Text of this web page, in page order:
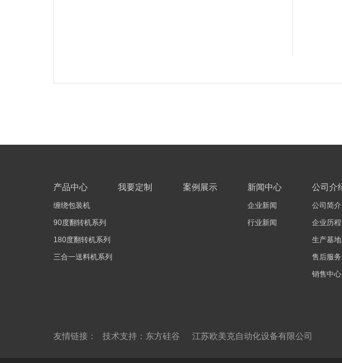
产品中心
缠绕包装机
90度翻转机系列
180度翻转机系列
三合一送料机系列
我要定制 案例展示 新闻中心
企业新闻
行业新闻
公司介
公司简介
企业历程
生产基地
售后服务
销售中心
友情链接： 技术支持：东方硅谷 江苏欧美克自动化设备有限公司